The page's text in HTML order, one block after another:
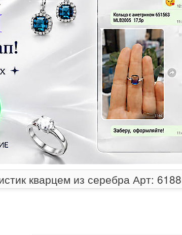
кварцем из серебра Арт: